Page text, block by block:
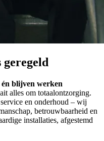
geregeld
blijven werken
alles om totaalontzorging.
en onderhoud – wij
betrouwbaarheid en
installaties, afgestemd